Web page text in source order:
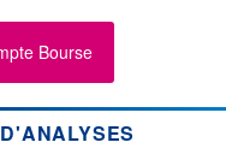
Bourse